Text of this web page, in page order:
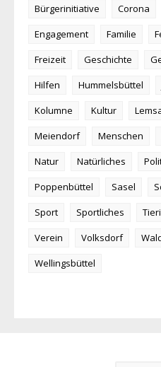
Bürgerinitiative
Corona
Engagement
Familie
Freizeit
Geschichte
Hilfen
Hummelsbüttel
Kolumne
Kultur
Meiendorf
Menschen
Natur
Natürliches
Poppenbüttel
Sasel
Sport
Sportliches
Verein
Volksdorf
Wellingsbüttel